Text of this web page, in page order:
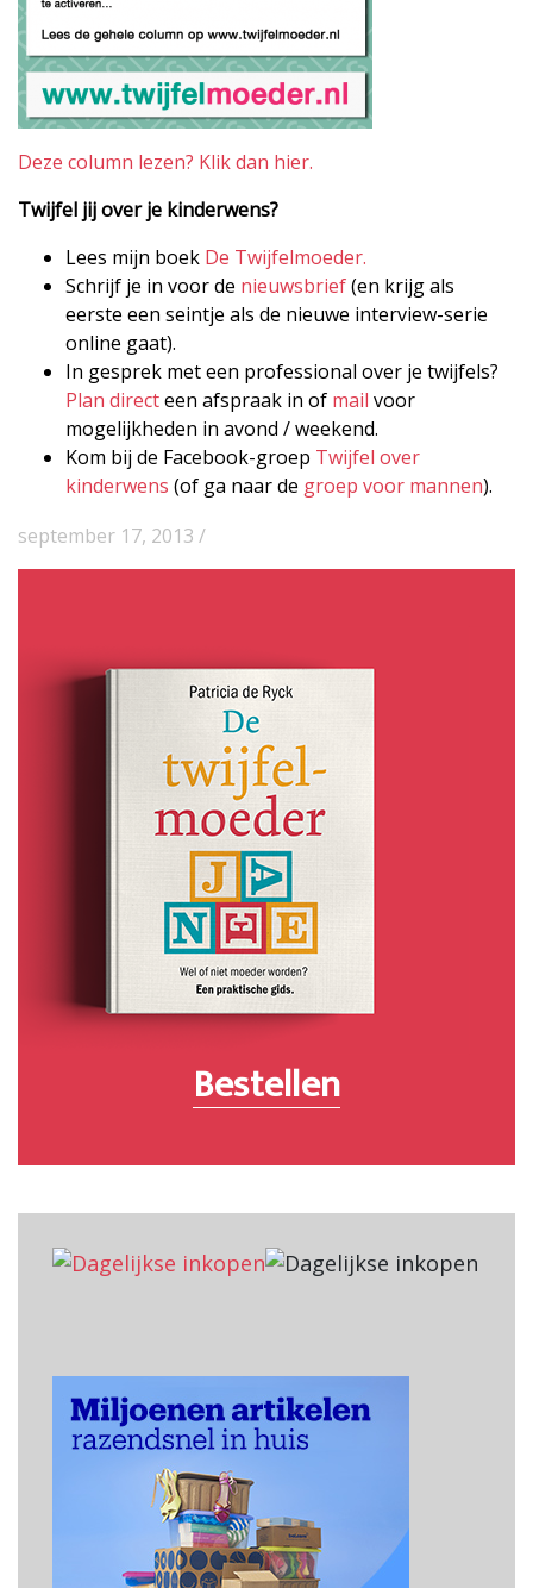
Deze column lezen? Klik dan hier.
Twijfel jij over je kinderwens?
Lees mijn boek De Twijfelmoeder.
Schrijf je in voor de nieuwsbrief(en krijg als
eerste een seintje als de nieuwe interview-serie
online gaat).
In gesprek met een professional over je twijfels?
Plan directeen afspraak in of mail voor
mogelijkheden in avond / weekend.
Kom bij de Facebook-groep Twijfel over
kinderwens (of ga naar de groep voor mannen).
september 17, 2013 /
Bestellen